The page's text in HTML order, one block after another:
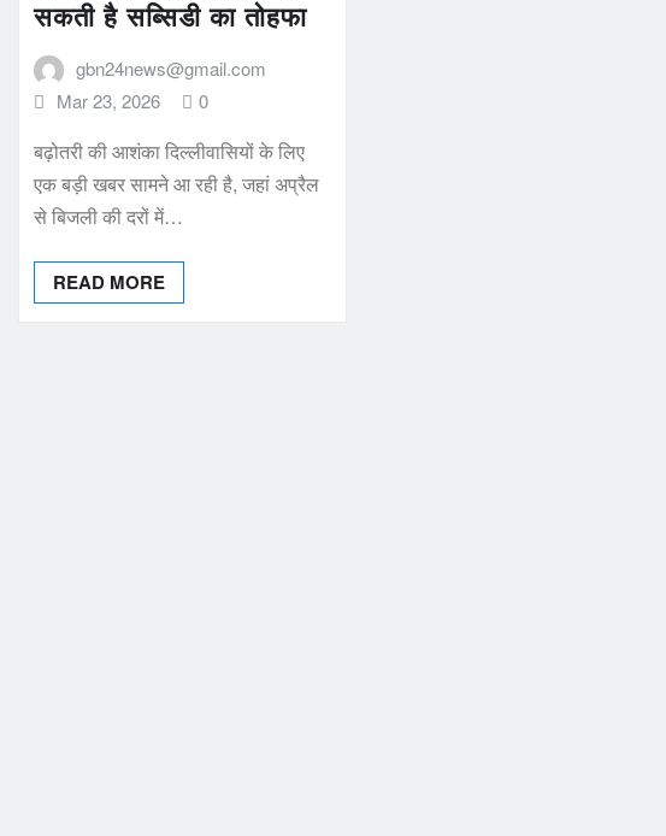
सकती है सब्सिडी का तोहफा
gbn24news@gmail.com
Mar 23, 2026
0
बढ़ोतरी की आशंका दिल्लीवासियों के लिए
एक बड़ी खबर सामने आ रही है, जहां अप्रैल
से बिजली की दरों में…
READ MORE